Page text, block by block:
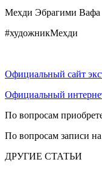
Мехди Эбрагими Вафа
#художникМехди
Официальный сайт
Официальный
По вопросам
По вопросам записи
ДРУГИЕ СТАТЬИ